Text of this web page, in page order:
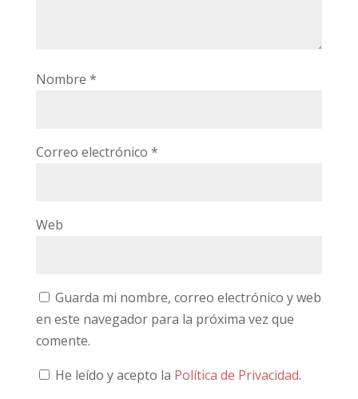
Nombre *
Correo electrónico *
Web
Guarda mi nombre, correo electrónico y web
en este navegador para la próxima vez que
comente.
He leído y acepto la Política de Privacidad.